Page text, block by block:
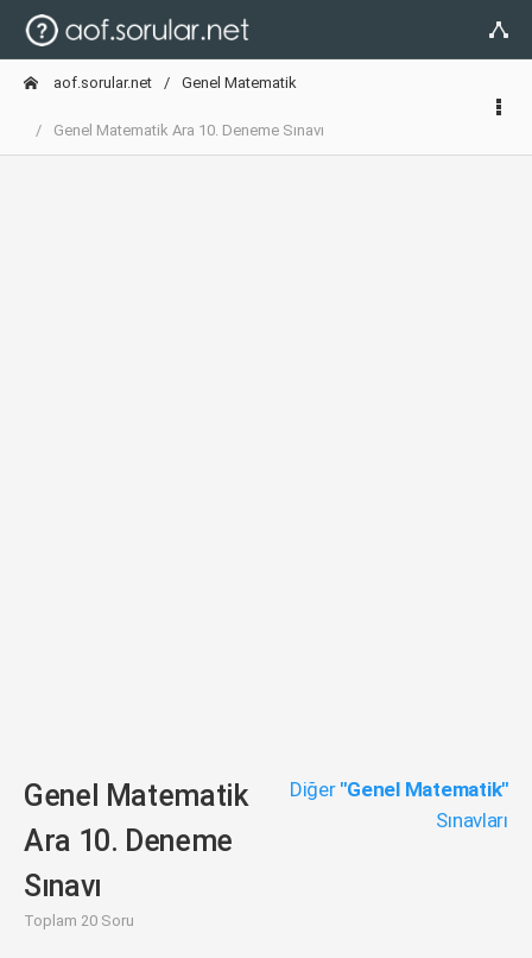
aof.sorular.net Genel Matematik
Genel Matematik Ara 10. Deneme Sınavı
Genel Matematik
Ara 10. Deneme
Sınavı
Toplam 20 Soru
Diğer "Genel Matematik"
Sınavları